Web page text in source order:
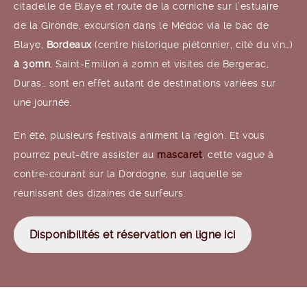
citadelle de Blaye et route de la corniche sur l’estuaire
de la Gironde, excursion dans le Médoc via le bac de
Blaye, Bordeaux(centre historique piétonnier, cité du vin…)
à 30mn, Saint-Emilion à 20mn et visites de Bergerac,
Duras… sont en effet autant de destinations variées sur
une journée.
En été, plusieurs festivals animent la région. Et vous
pourrez peut-être assister au mascaret, cette vague à
contre-courant sur la Dordogne, sur laquelle se
réunissent des dizaines de surfeurs.
Disponibilités et réservation en ligne ici